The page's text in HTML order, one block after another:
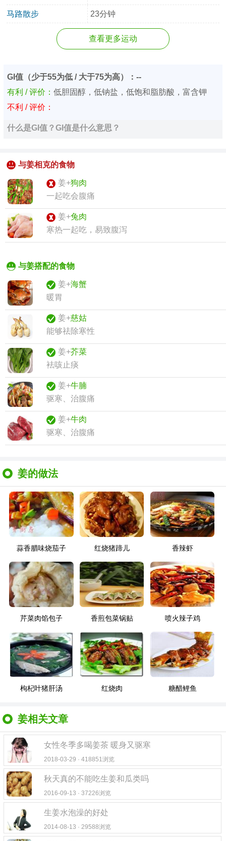
马路散步 23分钟
查看更多运动
GI值（少于55为低 / 大于75为高）：--
有利 / 评价： 低胆固醇，低钠盐，低饱和脂肪酸，富含钾
不利 / 评价：
什么是GI值？GI值是什么意思？
与姜相克的食物
姜+狗肉
一起吃会腹痛
姜+兔肉
寒热一起吃，易致腹泻
与姜搭配的食物
姜+海蟹
暖胃
姜+慈姑
能够祛除寒性
姜+芥菜
袪咳止痰
姜+牛腩
驱寒、治腹痛
姜+牛肉
驱寒、治腹痛
姜的做法
蒜香腊味烧茄子 红烧猪蹄儿 香辣虾
芹菜肉馅包子 香煎包菜锅贴 喷火辣子鸡
枸杞叶猪肝汤 红烧肉 糖醋鲤鱼
姜相关文章
女性冬季多喝姜茶 暖身又驱寒
2018-03-29 · 418851浏览
秋天真的不能吃生姜和瓜类吗
2016-09-13 · 37226浏览
生姜水泡澡的好处
2014-08-13 · 29588浏览